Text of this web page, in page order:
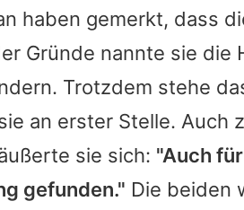
haben gemerkt, dass
Gründe nannte sie die
Trotzdem stehe
an erster Stelle. Auch
sie sich: "Auch
gefunden." Die beiden